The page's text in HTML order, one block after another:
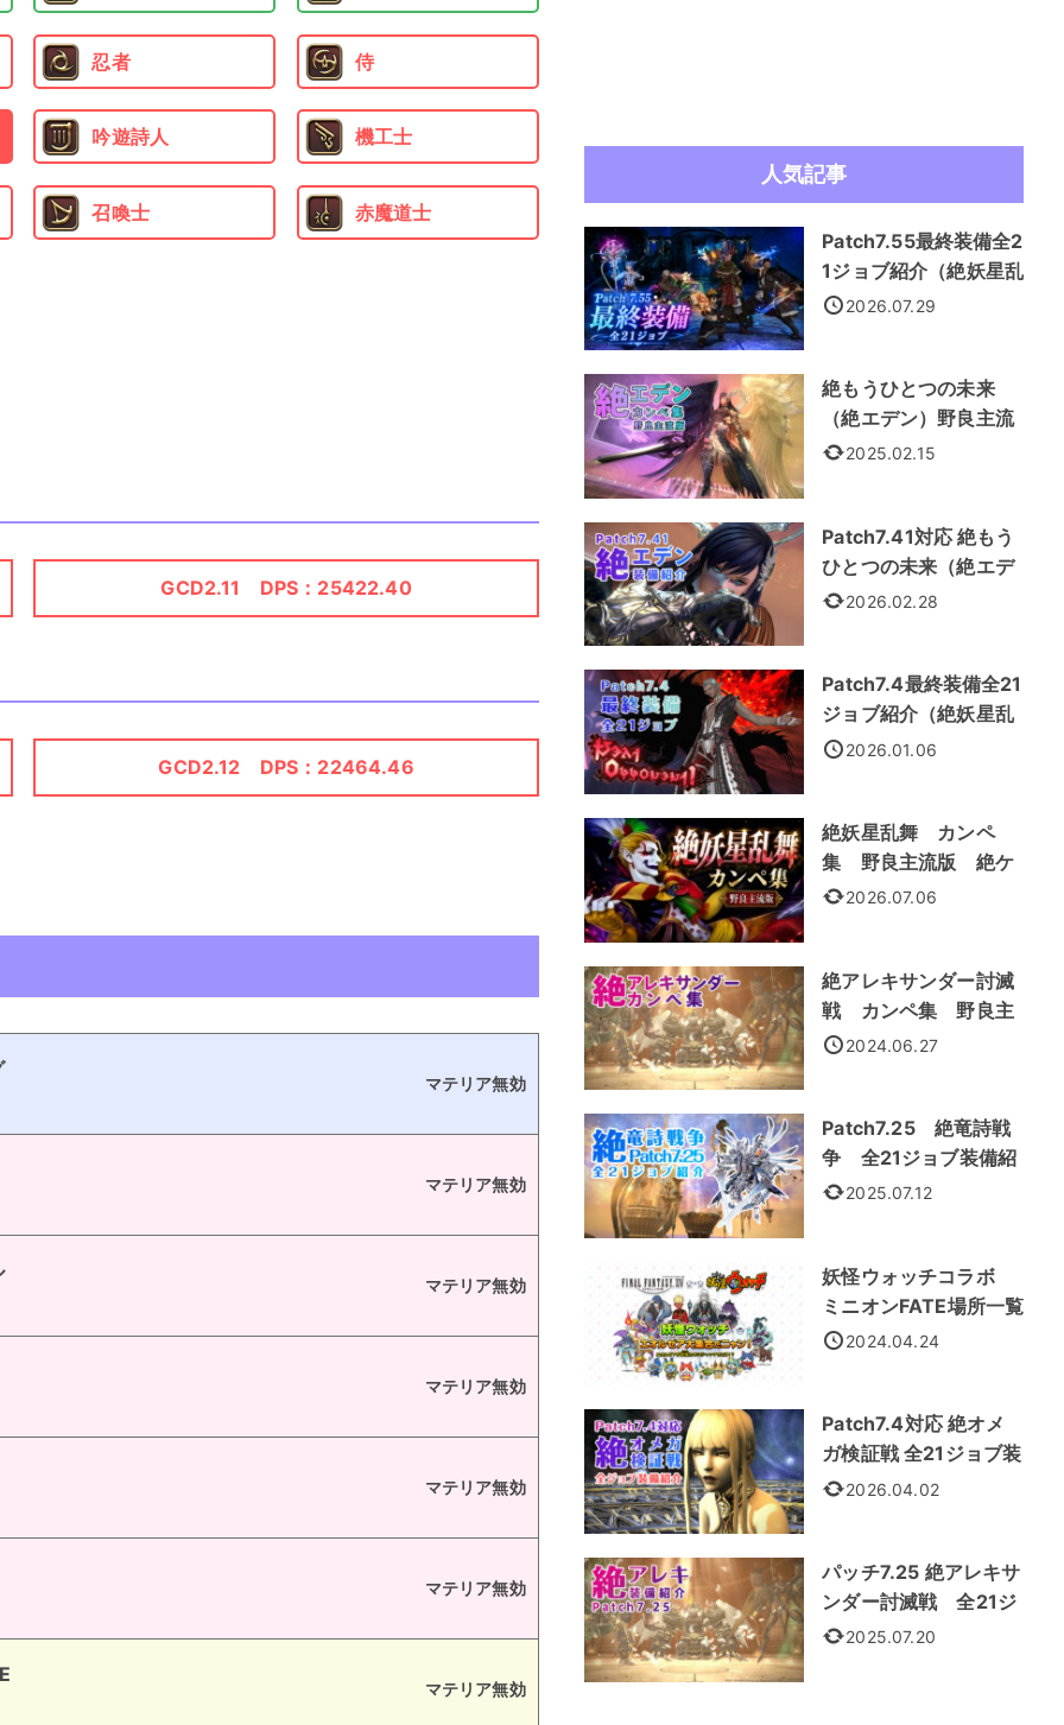
忍者 侍
吟遊詩人 機工士
召喚士 赤魔道士
GCD2.11 DPS：25422.40
GCD2.12 DPS：22464.46
マテリア無効
マテリア無効
マテリア無効
マテリア無効
マテリア無効
マテリア無効
マテリア無効
人気記事
Patch7.55最終装備全2
1ジョブ紹介（絶妖星乱
舞装備）
2026.07.29
絶もうひとつの未来
（絶エデン）野良主流
カンペ集
2025.02.15
Patch7.41対応 絶もう
ひとつの未来（絶エデ
ン） 全21ジョブ装備紹
2026.02.28
Patch7.4最終装備全21
ジョブ紹介（絶妖星乱
舞装備）
2026.01.06
絶妖星乱舞 カンペ
集 野良主流版 絶ケ
フカ2026.07.06
絶アレキサンダー討滅
戦 カンペ集 野良主
流処理法
2024.06.27
Patch7.25 絶竜詩戦
争 全21ジョブ装備紹
介 2025.07.12
妖怪ウォッチコラボ
ミニオンFATE場所一覧
2024.04.24
Patch7.4対応 絶オメ
ガ検証戦 全21ジョブ装
備紹介
2026.04.02
パッチ7.25 絶アレキサ
ンダー討滅戦 全21ジ
ョブ装備
2025.07.20